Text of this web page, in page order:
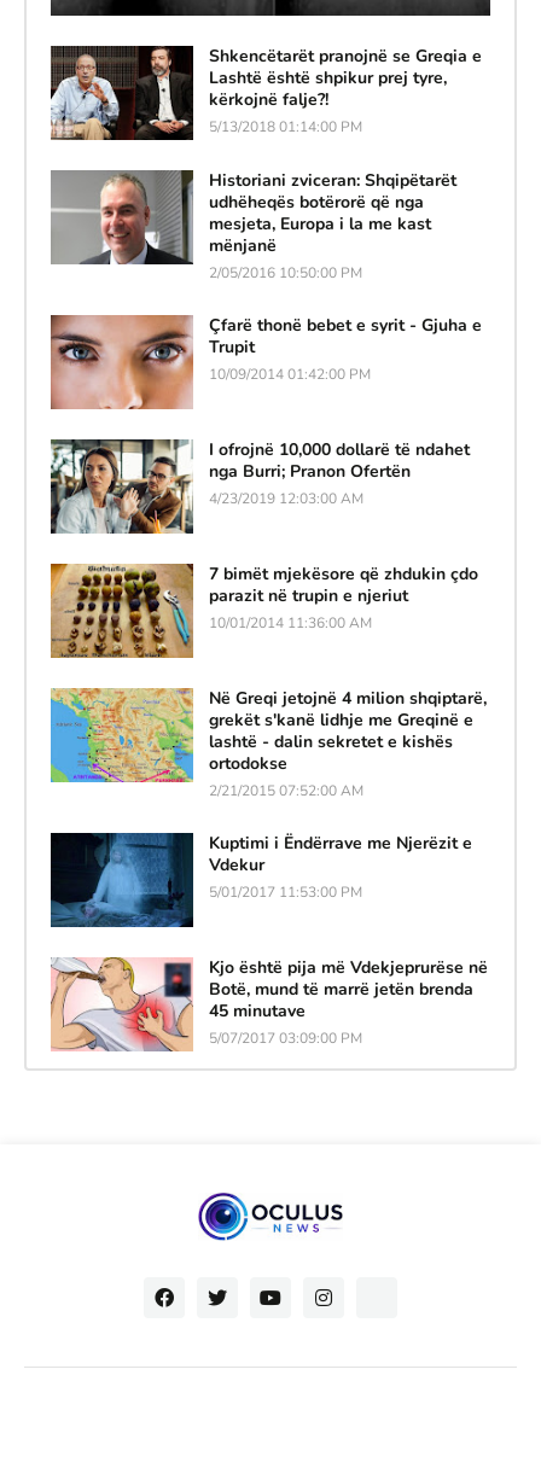
Shkencëtarët pranojnë se Greqia e
Lashtë është shpikur prej tyre,
kërkojnë falje?!
5/13/2018 01:14:00 PM
Historiani zviceran: Shqipëtarët
udhëheqës botërorë që nga
mesjeta, Europa i la me kast
mënjanë
2/05/2016 10:50:00 PM
Çfarë thonë bebet e syrit - Gjuha e
Trupit
10/09/2014 01:42:00 PM
I ofrojnë 10,000 dollarë të ndahet
nga Burri; Pranon Ofertën
4/23/2019 12:03:00 AM
7 bimët mjekësore që zhdukin çdo
parazit në trupin e njeriut
10/01/2014 11:36:00 AM
Në Greqi jetojnë 4 milion shqiptarë,
grekët s'kanë lidhje me Greqinë e
lashtë - dalin sekretet e kishës
ortodokse
2/21/2015 07:52:00 AM
Kuptimi i Ëndërrave me Njerëzit e
Vdekur
5/01/2017 11:53:00 PM
Kjo është pija më Vdekjeprurëse në
Botë, mund të marrë jetën brenda
45 minutave
5/07/2017 03:09:00 PM